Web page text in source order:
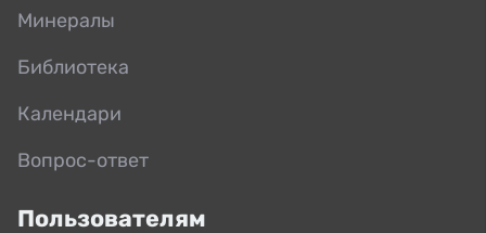
Минералы
Библиотека
Календари
Вопрос-ответ
Пользователям